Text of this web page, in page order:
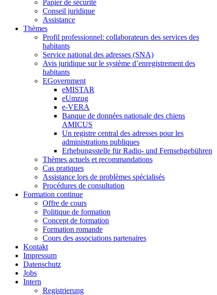
Papier de sécurité
Conseil juridique
Assistance
Thèmes
Profil professionnel: collaborateurs des services des
habitants
Service national des adresses (SNA)
Avis juridique sur le système d’enregistrement des
habitants
EGovernment
eMISTAR
eUmzug
e-VERA
Banque de données nationale des chiens
AMICUS
Un registre central des adresses pour les
administrations publiques
Erhebungsstelle für Radio- und Fernsehgebühren
Thèmes actuels et recommandations
Cas pratiques
Assistance lors de problèmes spécialisés
Procédures de consultation
Formation continue
Offre de cours
Politique de formation
Concept de formation
Formation romande
Cours des associations partenaires
Kontakt
Impressum
Datenschutz
Jobs
Intern
Registrierung